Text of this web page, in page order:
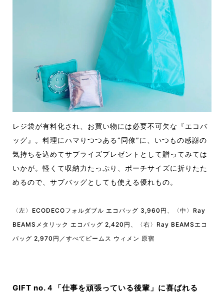
レジ袋が有料化され、お買い物には必要不可欠な『エコバ
ッグ』。料理にハマりつつある“同僚”に、いつもの感謝の
気持ちを込めてサプライズプレゼントとして贈ってみては
いかが。軽くて収納力たっぷり、ポーチサイズに折りたた
めるので、サブバッグとしても使える優れもの。
〈左〉ECODECOフォルダブル エコバッグ 3,960円、〈中〉Ray
BEAMSメタリック エコバッグ 2,420円、〈右〉Ray BEAMSエコ
バッグ 2,970円／すべてビームス ウィメン 原宿
GIFT no.４「仕事を頑張っている後輩」に喜ばれる